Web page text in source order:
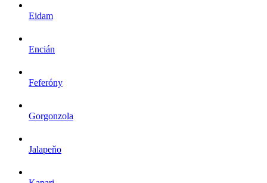
Eidam
Encián
Feferóny
Gorgonzola
Jalapeňo